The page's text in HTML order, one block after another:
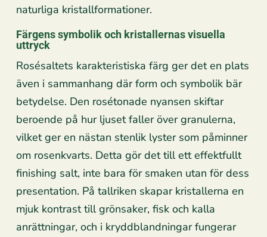
naturliga kristallformationer.
Färgens symbolik och kristallernas visuella
uttryck
Rosésaltets karakteristiska färg ger det en plats
även i sammanhang där form och symbolik bär
betydelse. Den rosétonade nyansen skiftar
beroende på hur ljuset faller över granulerna,
vilket ger en nästan stenlik lyster som påminner
om rosenkvarts. Detta gör det till ett effektfullt
finishing salt, inte bara för smaken utan för dess
presentation. På tallriken skapar kristallerna en
mjuk kontrast till grönsaker, fisk och kalla
anrättningar, och i kryddblandningar fungerar